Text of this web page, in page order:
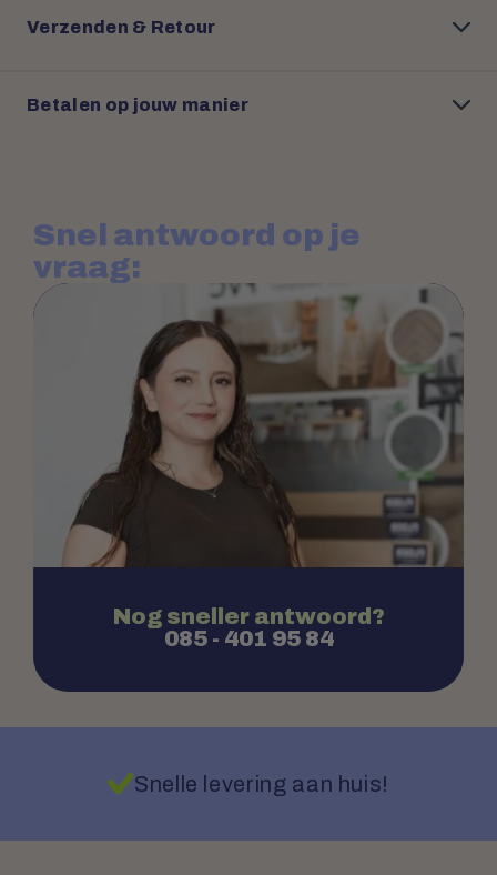
Verzenden & Retour
Betalen op jouw manier
Snel antwoord op je
vraag:
Nog sneller antwoord?
085 - 401 95 84
Snelle levering aan huis!